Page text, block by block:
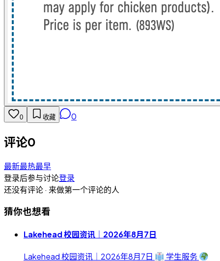
0 收藏 0
评论0
最新最热最早
登录后参与讨论登录
还没有评论 · 来做第一个评论的人
猜你也想看
Lakehead 校园资讯｜2026年8月7日
Lakehead 校园资讯｜2026年8月7日
学生服务